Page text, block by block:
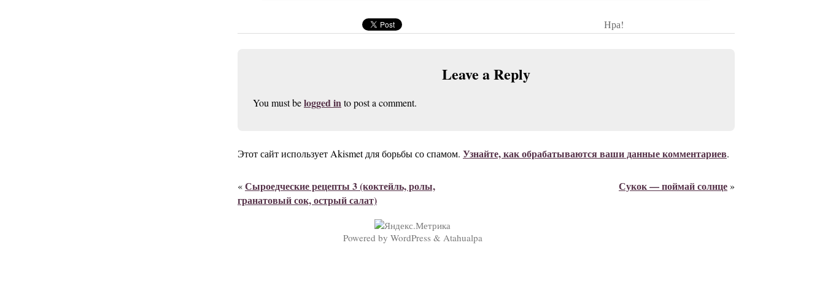
Нра!
Leave a Reply
You must belogged into post a comment.
Этот сайт использует Akismet для борьбы со спамом. Узнайте, как обрабатываются ваши данные комментариев.
«Сыроедческие рецепты 3 (коктейль, ролы,
гранатовый сок, острый салат)
Сукок — поймай солнце»
Powered by WordPress& Atahualpa